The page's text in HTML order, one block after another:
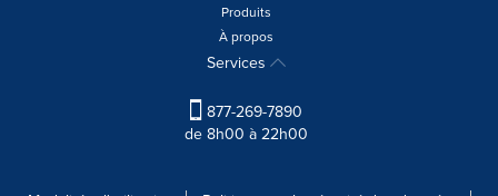
Produits
À propos
Services
877-269-7890
de 8h00 à 22h00